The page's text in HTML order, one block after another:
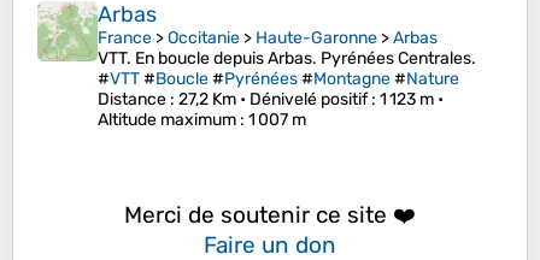
Arbas
France >Occitanie > Haute-Garonne >Arbas
VTT. En boucle depuis Arbas. Pyrénées Centrales.
#VTT#Boucle#Pyrénées#Montagne#Nature
Distance : 27,2 Km • Dénivelé positif: 1 123 m •
Altitude maximum : 1 007 m
Merci de soutenir ce site ❤️
Faire un don